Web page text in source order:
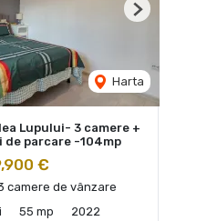
Harta
Next
Lupului- 3 camere +
parcare -104mp
€
camere de vânzare
55 mp 2022